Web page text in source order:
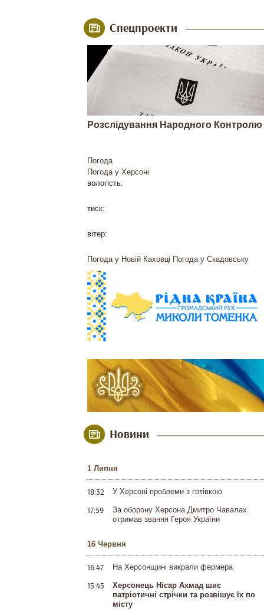
Спецпроекти
Розслідування Народного Контролю
Погода
Погода у Херсоні
вологість:
тиск:
вітер:
Погода у Новій Каховці Погода у Скадовську
Новини
1 Липня
18:32 У Херсоні проблеми з готівкою
17:59
За оборону Херсона Дмитро Чавалах
отримав звання Героя України
16 Червня
16:47 На Херсонщині викрали фермера
15:45
Херсонець Нісар Ахмад шиє
патріотичні стрічки та розвішує їх по
місту